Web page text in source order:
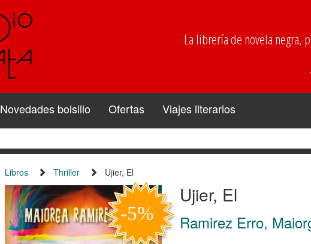
La librería de novela negra,
Novedades bolsillo Ofertas Viajes literarios
Libros Thriller Ujier, El
Ujier, El
Ramirez Erro,